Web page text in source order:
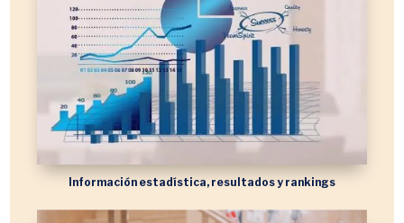
Información estadística, resultados y rankings